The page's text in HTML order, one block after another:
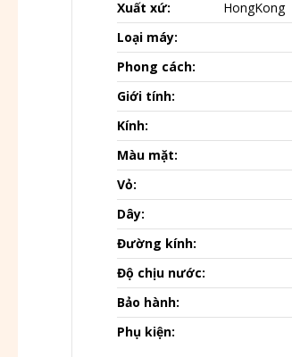
Xuất xứ:
HongKong
Loại máy:
Phong cách:
Giới tính:
Kính:
Màu mặt:
Vỏ:
Dây:
Đường kính:
Độ chịu nước:
Bảo hành:
Phụ kiện: